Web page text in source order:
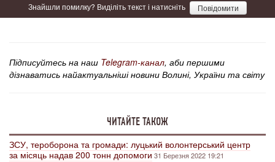
Знайшли помилку? Виділіть текст і натисніть Повідомити
Підписуйтесь на наш Telegram-канал, аби першими
дізнаватись найактуальніші новини Волині, України та світу
ЧИТАЙТЕ ТАКОЖ
ЗСУ, тероборона та громади: луцький волонтерський центр
за місяць надав 200 тонн допомоги31 Березня 2022 19:21